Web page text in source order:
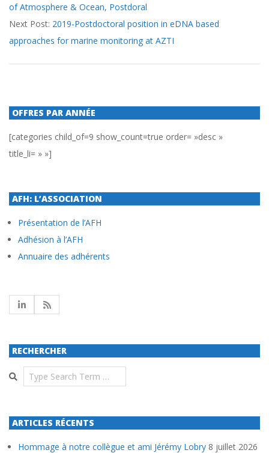
25
of Atmosphere & Ocean, Postdoral
Next Post: 2019-Postdoctoral position in eDNA based
approaches for marine monitoring at AZTI
OFFRES PAR ANNÉE
[categories child_of=9 show_count=true order= »desc »
title_li= » »]
AFH: L’ASSOCIATION
Présentation de l’AFH
Adhésion à l’AFH
Annuaire des adhérents
RECHERCHER
Search
ARTICLES RÉCENTS
Hommage à notre collègue et ami Jérémy Lobry 8 juillet 2026